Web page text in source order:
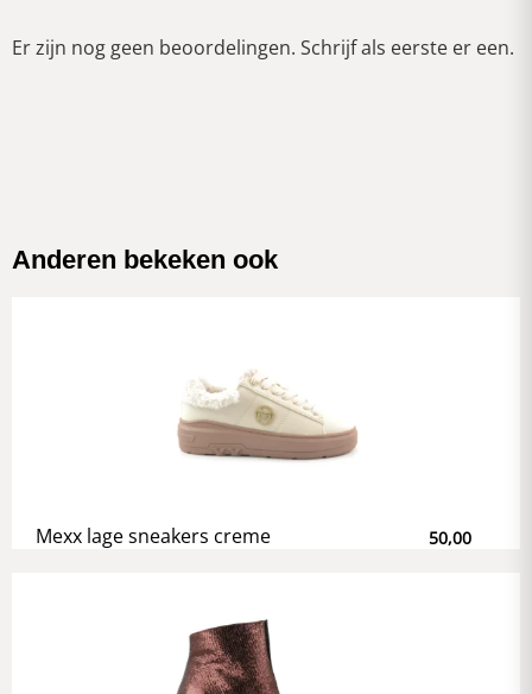
Er zijn nog geen beoordelingen. Schrijf als eerste er een.
Anderen bekeken ook
Mexx lage sneakers creme 50,00